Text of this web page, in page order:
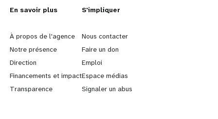
L
e
a
r
n
En savoir plus
À propos de l'agence
Notre présence
Direction
Financements et impact
Transparence
G
o
b
e
y
S'impliquer
Nous contacter
Faire un don
Emploi
Espace médias
Signaler un abus